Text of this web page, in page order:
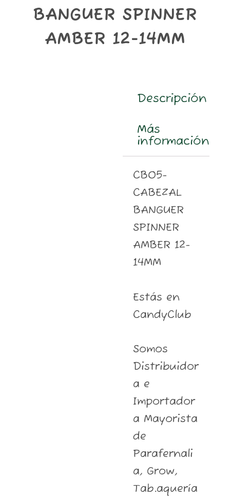
BANGUER SPINNER
AMBER 12-14MM
Descripción
Más
información
CB05-
CABEZAL
BANGUER
SPINNER
AMBER 12-
14MM
Estás en
CandyClub
Somos
Distribuidor
a e
Importador
a Mayorista
de
Parafernali
a, Grow,
Tab.aquería